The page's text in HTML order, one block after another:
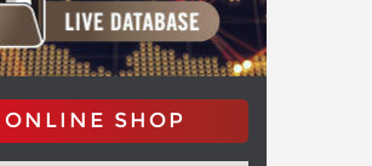
ONLINE SHOP